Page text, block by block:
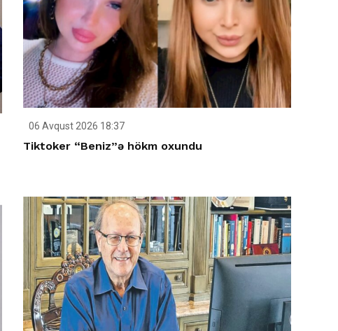
06 Avqust 2026 18:37
Tiktoker “Beniz”ə hökm oxundu